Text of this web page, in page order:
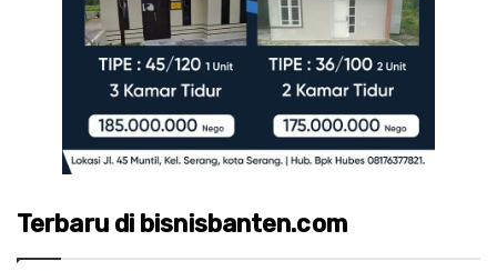
Terbaru di bisnisbanten.com